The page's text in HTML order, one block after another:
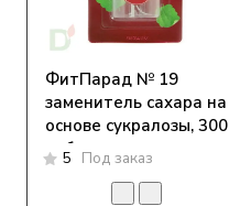
ФитПарад № 19
заменитель сахара на
основе сукралозы, 300
таблеток
5 Под заказ